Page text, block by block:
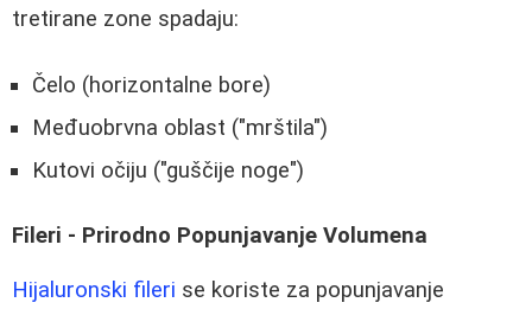
tretirane zone spadaju:
Čelo (horizontalne bore)
Međuobrvna oblast ("mrštila")
Kutovi očiju ("guščije noge")
Fileri - Prirodno Popunjavanje Volumena
Hijaluronski fileri se koriste za popunjavanje